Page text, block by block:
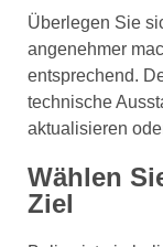
Überlegen Sie
angenehmer
entsprechend.
technische
aktualisieren
Wählen
Ziel